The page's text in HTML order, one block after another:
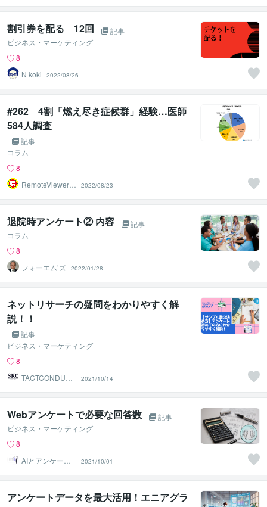
割引券を配る 12回
記事
ビジネス・マーケティング
8
N koki
2022/08/26
#262 4割「燃え尽き症候群」経験…医師
584人調査
記事
コラム
8
RemoteViewer導
2022/08/23
退院時アンケート② 内容
記事
コラム
8
フォーエム’ズ 2022/01/28
ネットリサーチの疑問をわかりやすく解
説！！
記事
ビジネス・マーケティング
8
TACTCONDUCT
2021/10/14
Webアンケートで必要な回答数
記事
ビジネス・マーケティング
8
AIとアンケート
収集のプロ
2021/10/01
アンケートデータを最大活用！エニアグラ